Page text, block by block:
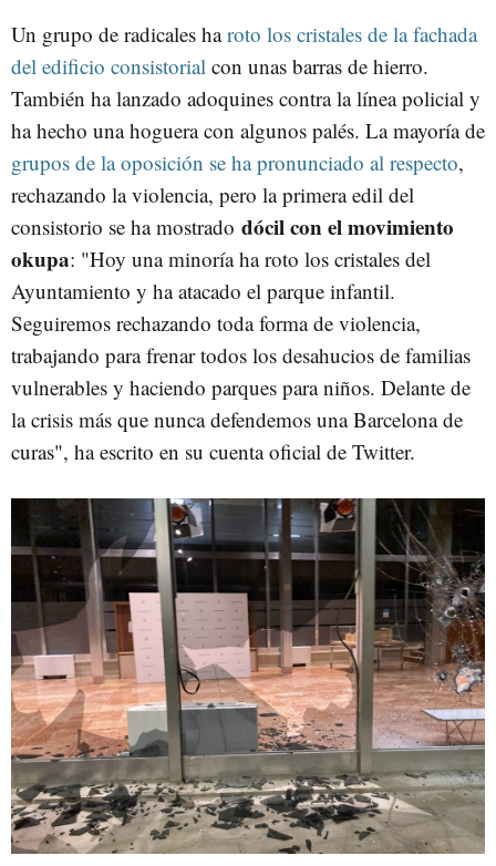
Un grupo de radicales haroto los cristales de la fachada
del edificio consistorial con unas barras de hierro.
También ha lanzado adoquines contra la línea policial y
ha hecho una hoguera con algunos palés. La mayoría de
grupos de la oposición se ha pronunciado al respecto,
rechazando la violencia, pero la primera edil del
consistorio se ha mostrado dócil con el movimiento
okupa: "Hoy una minoría ha roto los cristales del
Ayuntamiento y ha atacado el parque infantil.
Seguiremos rechazando toda forma de violencia,
trabajando para frenar todos los desahucios de familias
vulnerables y haciendo parques para niños. Delante de
la crisis más que nunca defendemos una Barcelona de
curas", ha escrito en su cuenta oficial de Twitter.